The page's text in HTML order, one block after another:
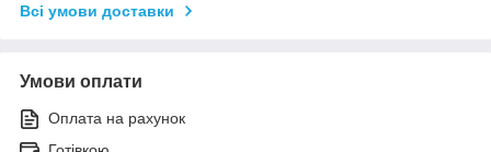
Всі умови доставки
Умови оплати
Оплата на рахунок